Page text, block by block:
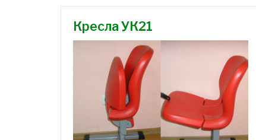
Кресла УК21